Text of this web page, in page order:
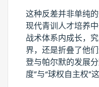
这种反差并非单纯
现代青训人才培养
战术体系内成长，
界，还是折叠了他
登与帕尔默的发展
度”与“球权自主权”